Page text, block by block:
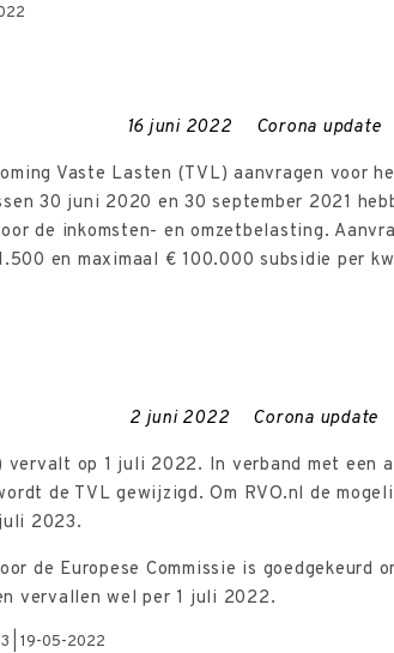
16 juni 2022 Corona update
Vaste Lasten (TVL) aanvragen
30 juni 2020 en 30 september 2021
de inkomsten- en omzetbelasting.
en maximaal € 100.000 subsidie per
2 juni 2022 Corona update
op 1 juli 2022. In verband met
de TVL gewijzigd. Om RVO.nl de
2023.
de Europese Commissie is
vervallen wel per 1 juli 2022.
| 19-05-2022